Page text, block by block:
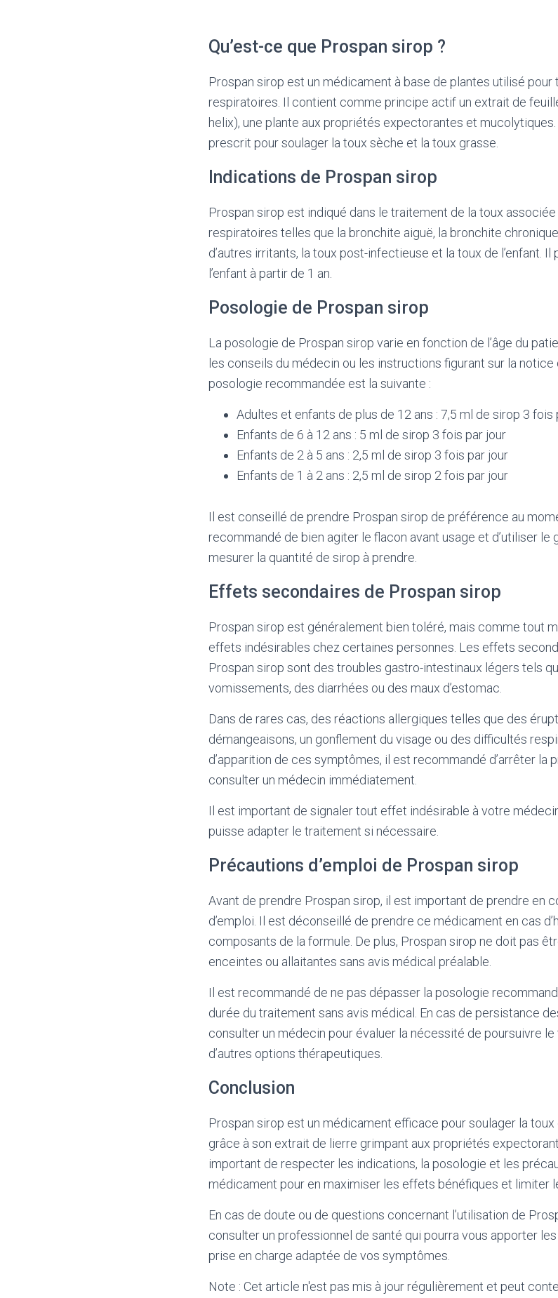
Qu’est-ce que Prospan sirop ?
Prospan sirop est un médicament à base de plantes utilisé
respiratoires. Il contient comme principe actif un extrait de
helix), une plante aux propriétés expectorantes et
prescrit pour soulager la toux sèche et la toux grasse.
Indications de Prospan sirop
Prospan sirop est indiqué dans le traitement de la toux
respiratoires telles que la bronchite aiguë, la bronchite
d’autres irritants, la toux post-infectieuse et la toux de l’enfant.
l’enfant à partir de 1 an.
Posologie de Prospan sirop
La posologie de Prospan sirop varie en fonction de l’âge du
les conseils du médecin ou les instructions figurant sur la notice
posologie recommandée est la suivante :
Adultes et enfants de plus de 12 ans : 7,5 ml de sirop 3 fois
Enfants de 6 à 12 ans : 5 ml de sirop 3 fois par jour
Enfants de 2 à 5 ans : 2,5 ml de sirop 3 fois par jour
Enfants de 1 à 2 ans : 2,5 ml de sirop 2 fois par jour
Il est conseillé de prendre Prospan sirop de préférence au
recommandé de bien agiter le flacon avant usage et d’utiliser
mesurer la quantité de sirop à prendre.
Effets secondaires de Prospan sirop
Prospan sirop est généralement bien toléré, mais comme tout
effets indésirables chez certaines personnes. Les effets
Prospan sirop sont des troubles gastro-intestinaux légers tels
vomissements, des diarrhées ou des maux d’estomac.
Dans de rares cas, des réactions allergiques telles que des
démangeaisons, un gonflement du visage ou des difficultés
d’apparition de ces symptômes, il est recommandé d’arrêter la
consulter un médecin immédiatement.
Il est important de signaler tout effet indésirable à votre
puisse adapter le traitement si nécessaire.
Précautions d’emploi de Prospan sirop
Avant de prendre Prospan sirop, il est important de prendre en
d’emploi. Il est déconseillé de prendre ce médicament en cas
composants de la formule. De plus, Prospan sirop ne doit pas
enceintes ou allaitantes sans avis médical préalable.
Il est recommandé de ne pas dépasser la posologie
durée du traitement sans avis médical. En cas de persistance
consulter un médecin pour évaluer la nécessité de poursuivre le
d’autres options thérapeutiques.
Conclusion
Prospan sirop est un médicament efficace pour soulager la
grâce à son extrait de lierre grimpant aux propriétés
important de respecter les indications, la posologie et les
médicament pour en maximiser les effets bénéfiques et limiter
En cas de doute ou de questions concernant l’utilisation de
consulter un professionnel de santé qui pourra vous apporter
prise en charge adaptée de vos symptômes.
Note : Cet article n'est pas mis à jour régulièrement et peut